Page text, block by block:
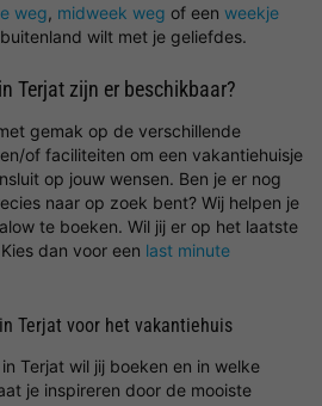
weg, midweek weg of een weekje
wilt met je geliefdes.
Terjat zijn er beschikbaar?
gemak op de verschillende
of faciliteiten om een vakantiehuisje
op jouw wensen. Ben je er nog
naar op zoek bent? Wij helpen je
te boeken. Wil jij er op het laatste
dan voor een last minute
Terjat voor het vakantiehuis
Terjat wil jij boeken en in welke
je inspireren door de mooiste